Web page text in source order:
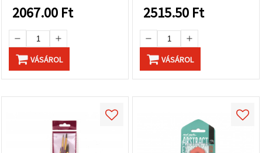
2067.00 Ft
VÁSÁROL
2515.50 Ft
VÁSÁROL